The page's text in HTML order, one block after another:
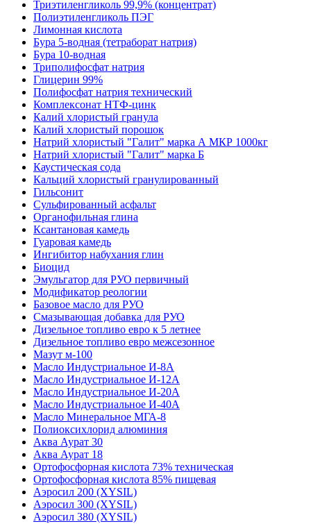
Триэтиленгликоль 99,9% (концентрат)
Полиэтиленгликоль ПЭГ
Лимонная кислота
Бура 5-водная (тетраборат натрия)
Бура 10-водная
Триполифосфат натрия
Глицерин 99%
Полифосфат натрия технический
Комплексонат НТФ-цинк
Калий хлористый гранула
Калий хлористый порошок
Натрий хлористый "Галит" марка А МКР 1000кг
Натрий хлористый "Галит" марка Б
Каустическая сода
Кальций хлористый гранулированный
Гильсонит
Сульфированный асфальт
Органофильная глина
Ксантановая камедь
Гуаровая камедь
Ингибитор набухания глин
Биоцид
Эмульгатор для РУО первичный
Модификатор реологии
Базовое масло для РУО
Смазывающая добавка для РУО
Дизельное топливо евро к 5 летнее
Дизельное топливо евро межсезонное
Мазут м-100
Масло Индустриальное И-8А
Масло Индустриальное И-12А
Масло Индустриальное И-20А
Масло Индустриальное И-40А
Масло Минеральное МГА-8
Полиоксихлорид алюминия
Аква Аурат 30
Аква Аурат 18
Ортофосфорная кислота 73% техническая
Ортофосфорная кислота 85% пищевая
Аэросил 200 (XYSIL)
Аэросил 300 (XYSIL)
Аэросил 380 (XYSIL)